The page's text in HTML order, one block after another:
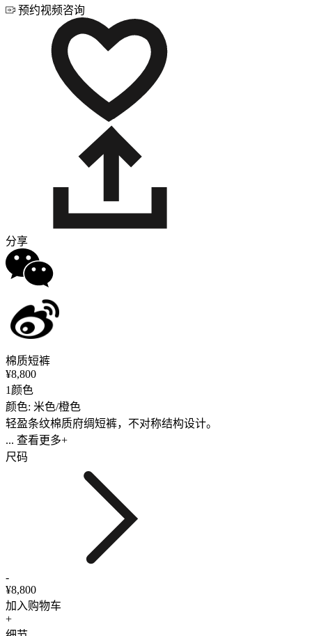
预约视频咨询
分享
棉质短裤
¥8,800
1颜色
颜色: 米色/橙色
轻盈条纹棉质府绸短裤，不对称结构设计。
... 查看更多+
尺码
-
¥8,800
加入购物车
+